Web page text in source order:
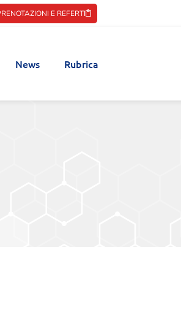
E REFERTI
News Rubrica